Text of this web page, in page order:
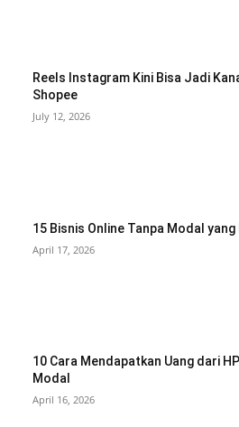
Reels Instagram Kini Bisa Jadi
Shopee
July 12, 2026
15 Bisnis Online Tanpa Modal
April 17, 2026
10 Cara Mendapatkan Uang dari
Modal
April 16, 2026